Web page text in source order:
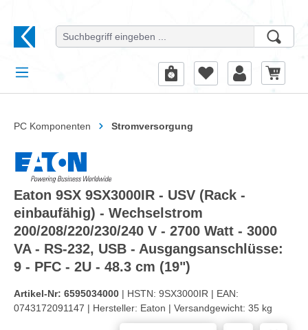
PC Komponenten Stromversorgung
Eaton 9SX 9SX3000IR - USV (Rack -
einbaufähig) - Wechselstrom
200/208/220/230/240 V - 2700 Watt - 3000
VA - RS-232, USB - Ausgangsanschlüsse:
9 - PFC - 2U - 48.3 cm (19")
Artikel-Nr: 6595034000 | HSTN: 9SX3000IR | EAN:
0743172091147 | Hersteller: Eaton | Versandgewicht: 35 kg